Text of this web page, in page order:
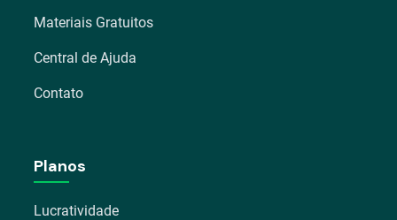
Materiais Gratuitos
Central de Ajuda
Contato
Planos
Lucratividade